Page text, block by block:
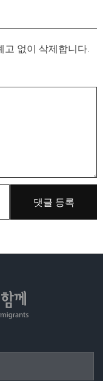
고 없이 삭제합니다.